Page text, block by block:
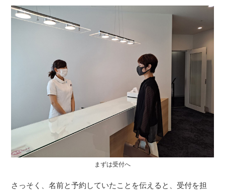
まずは受付へ
さっそく、名前と予約していたことを伝えると、受付を担